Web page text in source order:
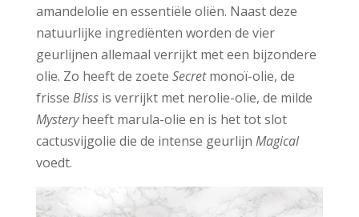
amandelolie en essentiële oliën. Naast deze
natuurlijke ingrediënten worden de vier
geurlijnen allemaal verrijkt met een bijzondere
olie. Zo heeft de zoete Secretmonoï-olie, de
frisse Blissis verrijkt met nerolie-olie, de milde
Mysteryheeft marula-olie en is het tot slot
cactusvijgolie die de intense geurlijn Magical
voedt.